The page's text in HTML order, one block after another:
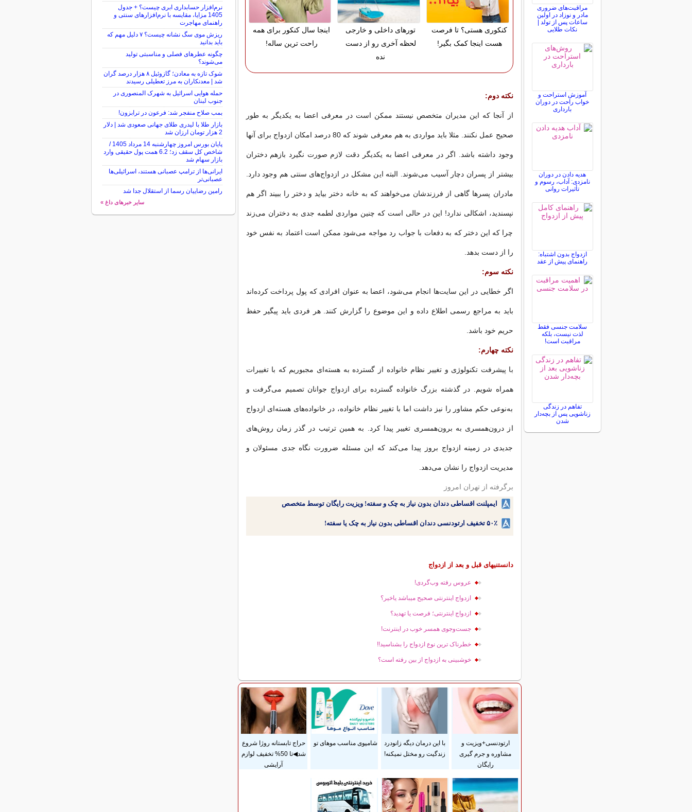
کنکوری هستی؟ تا فرصت
هست اینجا کمک بگیر!
تورهای داخلی و خارجی
لحظه آخری رو از دست
نده
اینجا سال کنکور برای همه
راحت ترین ساله!
نكته دوم:
از آنجا كه این مدیران متخصص نیستند ممكن است در معرفی اعضا به یكدیگر به طور
صحیح عمل نكنند. مثلا باید مواردی به هم معرفی شوند كه 80 درصد امكان ازدواج برای آنها
وجود داشته باشد. اگر در معرفی اعضا به یكدیگر دقت لازم صورت نگیرد بازهم دختران
بیشتر از پسران دچار آسیب می‌شوند. البته این مشكل در ازدواج‌های سنتی هم وجود دارد.
مادران پسرها گاهی از فرزندشان می‌خواهند كه به خانه دختر بیاید و دختر را ببیند اگر هم
نپسندید، اشكالی ندارد! این در حالی است كه چنین مواردی لطمه جدی به دختران می‌زند
چرا كه این دختر كه به دفعات با جواب رد مواجه می‌شود ممكن است اعتماد به نفس خود
را از دست بدهد.
نكته سوم:
اگر خطایی در این سایت‌ها انجام می‌شود، اعضا به عنوان افرادی كه پول پرداخت كرده‌اند
باید به مراجع رسمی اطلاع داده و این موضوع را گزارش كنند. هر فردی باید پیگیر حفظ
حریم خود باشد.
نكته چهارم:
با پیشرفت تكنولوژی و تغییر نظام خانواده‌ از گسترده به هسته‌ای مجبوریم كه با تغییرات
همراه شویم. در گذشته بزرگ خانواده گسترده برای ازدواج جوانان تصمیم می‌گرفت و
به‌نوعی حكم مشاور را نیز داشت اما با تغییر نظام خانواده، در خانواده‌های هسته‌ای ازدواج
از درون‌همسری به برون‌همسری تغییر پیدا كرد. به همین ترتیب در گذر زمان روش‌های
جدیدی در زمینه ازدواج بروز پیدا می‌كند كه این مسئله ضرورت نگاه جدی مسئولان و
مدیریت ازدواج را نشان می‌دهد.
برگرفته از تهران امروز
ایمپلنت اقساطی دندان بدون نیاز به چک و سفته! ویزیت رایگان توسط متخصص
۵۰٪ تخفیف ارتودنسی دندان اقساطی بدون نیاز به چک یا سفته!
دانستنیهای قبل و بعد از ازدواج
عروس رفته وب‌گردی!
ازدواج اینترنتی صحیح میباشد یاخیر؟
ازدواج اینترنتی؛ فرصت یا تهدید؟
جست‌و‌جوی همسر خوب در اینترنت!
خطرناک ترین نوع ازدواج را بشناسید!!
خوشبینی به ازدواج از بین رفته است؟
ارتودنسی+ویزیت و
مشاوره و جرم گیری
رایگان
با این درمان دیگه زانودرد
زندگیت رو مختل نمیکنه!
شامپوی مناسب موهای تو
حراج تابستانه روژا شروع
شد◀تا 50% تخفیف لوازم
آرایشی
مراقبت‌های ضروری
مادر و نوزاد در اولین
ساعات پس از تولد |
نکات طلایی
آموزش استراحت و
خواب راحت در دوران
بارداری
هدیه دادن در دوران
نامزدی: آداب، رسوم و
تأثیرات روانی
ازدواج بدون اشتباه:
راهنمای پیش از عقد
سلامت جنسی فقط
لذت نیست، بلکه
مراقبت است!
تفاهم در زندگی
زناشویی پس از بچه‌دار
شدن
نرم‌افزار حسابداری ابری چیست؟ + جدول
1405 مزایا، مقایسه با نرم‌افزارهای سنتی و
راهنمای مهاجرت
ریزش موی سگ نشانه چیست؟ ۷ دلیل مهم که
باید بدانید
چگونه عطرهای فصلی و مناسبتی تولید
می‌شوند؟
شوک تازه به معادن؛ گازوئیل ۸ هزار درصد گران
شد | معدنکاران به مرز تعطیلی رسیدند
حمله هوایی اسرائیل به شهرک المنصوری در
جنوب لبنان
بمب صلاح منفجر شد: فرعون در ترابزون!
بازار طلا با لیدری طلای جهانی صعودی شد | دلار
2 هزار تومان ارزان شد
پایان بورس امروز چهارشنبه 14 مرداد 1405 /
شاخص کل سقف زد؛ 6.2 همت پول حقیقی وارد
بازار سهام شد
ایرانی‌ها از ترامپ عصبانی هستند، اسرائیلی‌ها
عصبانی‌تر
رامین رضاییان رسما از استقلال جدا شد
سایر خبرهای داغ »